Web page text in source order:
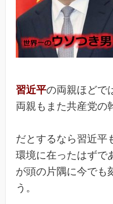
習近平の両親ほどで
両親もまた共産党の
だとするなら習近平
環境に在ったはずで
が頭の片隅に今でも
う。